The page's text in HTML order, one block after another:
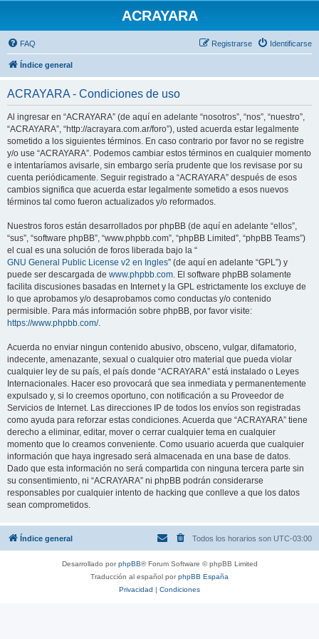
ACRAYARA
FAQ Identificarse
Registrarse
Índice general
ACRAYARA - Condiciones de uso
Al ingresar en “ACRAYARA” (de aquí en adelante “nosotros”, “nos”, “nuestro”,
“ACRAYARA”, “http://acrayara.com.ar/foro”), usted acuerda estar legalmente
sometido a los siguientes términos. En caso contrario por favor no se registre
y/o use “ACRAYARA”. Podemos cambiar estos términos en cualquier momento
e intentaríamos avisarle, sin embargo sería prudente que los revisase por su
cuenta periódicamente. Seguir registrado a “ACRAYARA” después de esos
cambios significa que acuerda estar legalmente sometido a esos nuevos
términos tal como fueron actualizados y/o reformados.
Nuestros foros están desarrollados por phpBB (de aquí en adelante “ellos”,
“sus”, “software phpBB”, “www.phpbb.com”, “phpBB Limited”, “phpBB Teams”)
el cual es una solución de foros liberada bajo la “
GNU General Public License v2 en Ingles” (de aquí en adelante “GPL”) y
puede ser descargada de www.phpbb.com. El software phpBB solamente
facilita discusiones basadas en Internet y la GPL estrictamente los excluye de
lo que aprobamos y/o desaprobamos como conductas y/o contenido
permisible. Para más información sobre phpBB, por favor visite:
https://www.phpbb.com/.
Acuerda no enviar ningun contenido abusivo, obsceno, vulgar, difamatorio,
indecente, amenazante, sexual o cualquier otro material que pueda violar
cualquier ley de su país, el país donde “ACRAYARA” está instalado o Leyes
Internacionales. Hacer eso provocará que sea inmediata y permanentemente
expulsado y, si lo creemos oportuno, con notificación a su Proveedor de
Servicios de Internet. Las direcciones IP de todos los envíos son registradas
como ayuda para reforzar estas condiciones. Acuerda que “ACRAYARA” tiene
derecho a eliminar, editar, mover o cerrar cualquier tema en cualquier
momento que lo creamos conveniente. Como usuario acuerda que cualquier
información que haya ingresado será almacenada en una base de datos.
Dado que esta información no será compartida con ninguna tercera parte sin
su consentimiento, ni “ACRAYARA” ni phpBB podrán considerarse
responsables por cualquier intento de hacking que conlleve a que los datos
sean comprometidos.
Índice general Todos los horarios son UTC-03:00
Desarrollado porphpBB® Forum Software © phpBB Limited
Traducción al español porphpBB España
Privacidad | Condiciones